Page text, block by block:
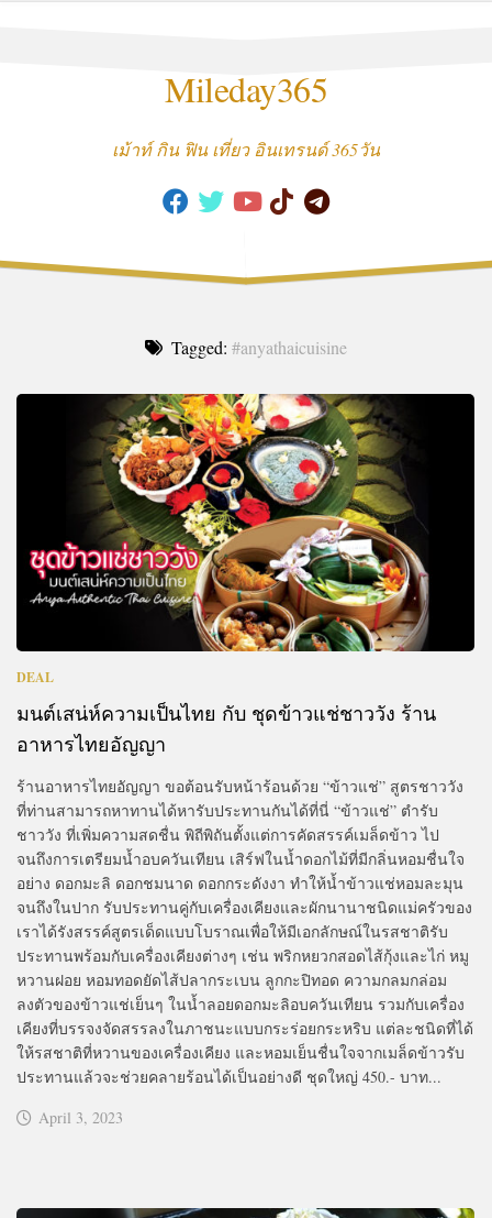
Mileday365
เม้าท์ กิน ฟิน เที่ยว อินเทรนด์ 365วัน
Tagged: #anyathaicuisine
DEAL
มนต์เสน่ห์ความเป็นไทย กับ ชุดข้าวแช่ชาววัง ร้าน
อาหารไทยอัญญา
ร้านอาหารไทยอัญญา ขอต้อนรับหน้าร้อนด้วย “ข้าวแช่” สูตรชาววัง
ที่ท่านสามารถหาทานได้หารับประทานกันได้ที่นี่ “ข้าวแช่” ตำรับ
ชาววัง ที่เพิ่มความสดชื่น พิถีพิถันตั้งแต่การคัดสรรค์เมล็ดข้าว ไป
จนถึงการเตรียมน้ำอบควันเทียน เสิร์ฟในน้ำดอกไม้ที่มีกลิ่นหอมชื่นใจ
อย่าง ดอกมะลิ ดอกชมนาด ดอกกระดังงา ทำให้น้ำข้าวแช่หอมละมุน
จนถึงในปาก รับประทานคู่กับเครื่องเคียงและผักนานาชนิดแม่ครัวของ
เราได้รังสรรค์สูตรเด็ดแบบโบราณเพื่อให้มีเอกลักษณ์ในรสชาติรับ
ประทานพร้อมกับเครื่องเคียงต่างๆ เช่น พริกหยวกสอดไส้กุ้งและไก่ หมู
หวานฝอย หอมทอดยัดไส้ปลากระเบน ลูกกะปิทอด ความกลมกล่อม
ลงตัวของข้าวแช่เย็นๆ ในน้ำลอยดอกมะลิอบควันเทียน รวมกับเครื่อง
เคียงที่บรรจงจัดสรรลงในภาชนะแบบกระร่อยกระหริบ แต่ละชนิดที่ได้
ให้รสชาติที่หวานของเครื่องเคียง และหอมเย็นชื่นใจจากเมล็ดข้าวรับ
ประทานแล้วจะช่วยคลายร้อนได้เป็นอย่างดี ชุดใหญ่ 450.- บาท...
April 3, 2023